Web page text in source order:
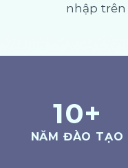
nhập trên
10+
NĂM ĐÀO TẠO